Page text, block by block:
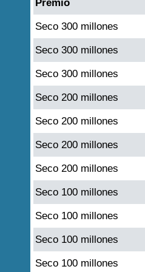
Premio
Seco 300 millones
Seco 300 millones
Seco 300 millones
Seco 200 millones
Seco 200 millones
Seco 200 millones
Seco 200 millones
Seco 100 millones
Seco 100 millones
Seco 100 millones
Seco 100 millones